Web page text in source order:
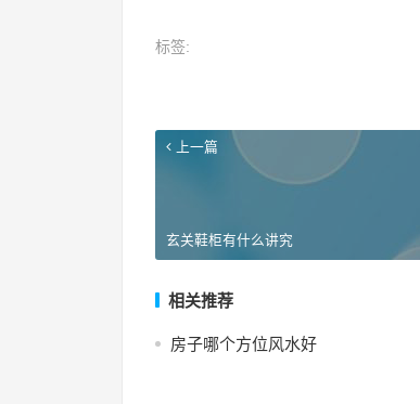
标签:
上一篇
玄关鞋柜有什么讲究
相关推荐
房子哪个方位风水好